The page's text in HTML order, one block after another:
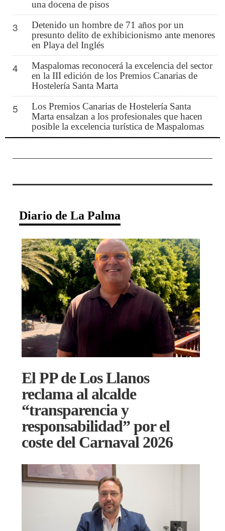
una docena de pisos
3
Detenido un hombre de 71 años por un
presunto delito de exhibicionismo ante menores
en Playa del Inglés
4
Maspalomas reconocerá la excelencia del sector
en la III edición de los Premios Canarias de
Hostelería Santa Marta
5
Los Premios Canarias de Hostelería Santa
Marta ensalzan a los profesionales que hacen
posible la excelencia turística de Maspalomas
Diario de La Palma
El PP de Los Llanos
reclama al alcalde
“transparencia y
responsabilidad” por el
coste del Carnaval 2026